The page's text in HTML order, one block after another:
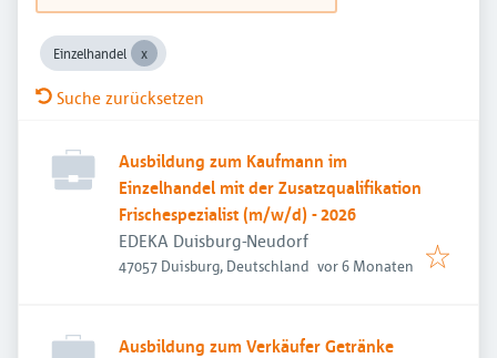
Einzelhandel
Suche zurücksetzen
Ausbildung zum Kaufmann im
Einzelhandel mit der Zusatzqualifikation
Frischespezialist (m/w/d) - 2026
EDEKA Duisburg-Neudorf
47057 Duisburg, Deutschland Veröffentlicht:
vor 6 Monaten
Ausbildung zum Verkäufer Getränke